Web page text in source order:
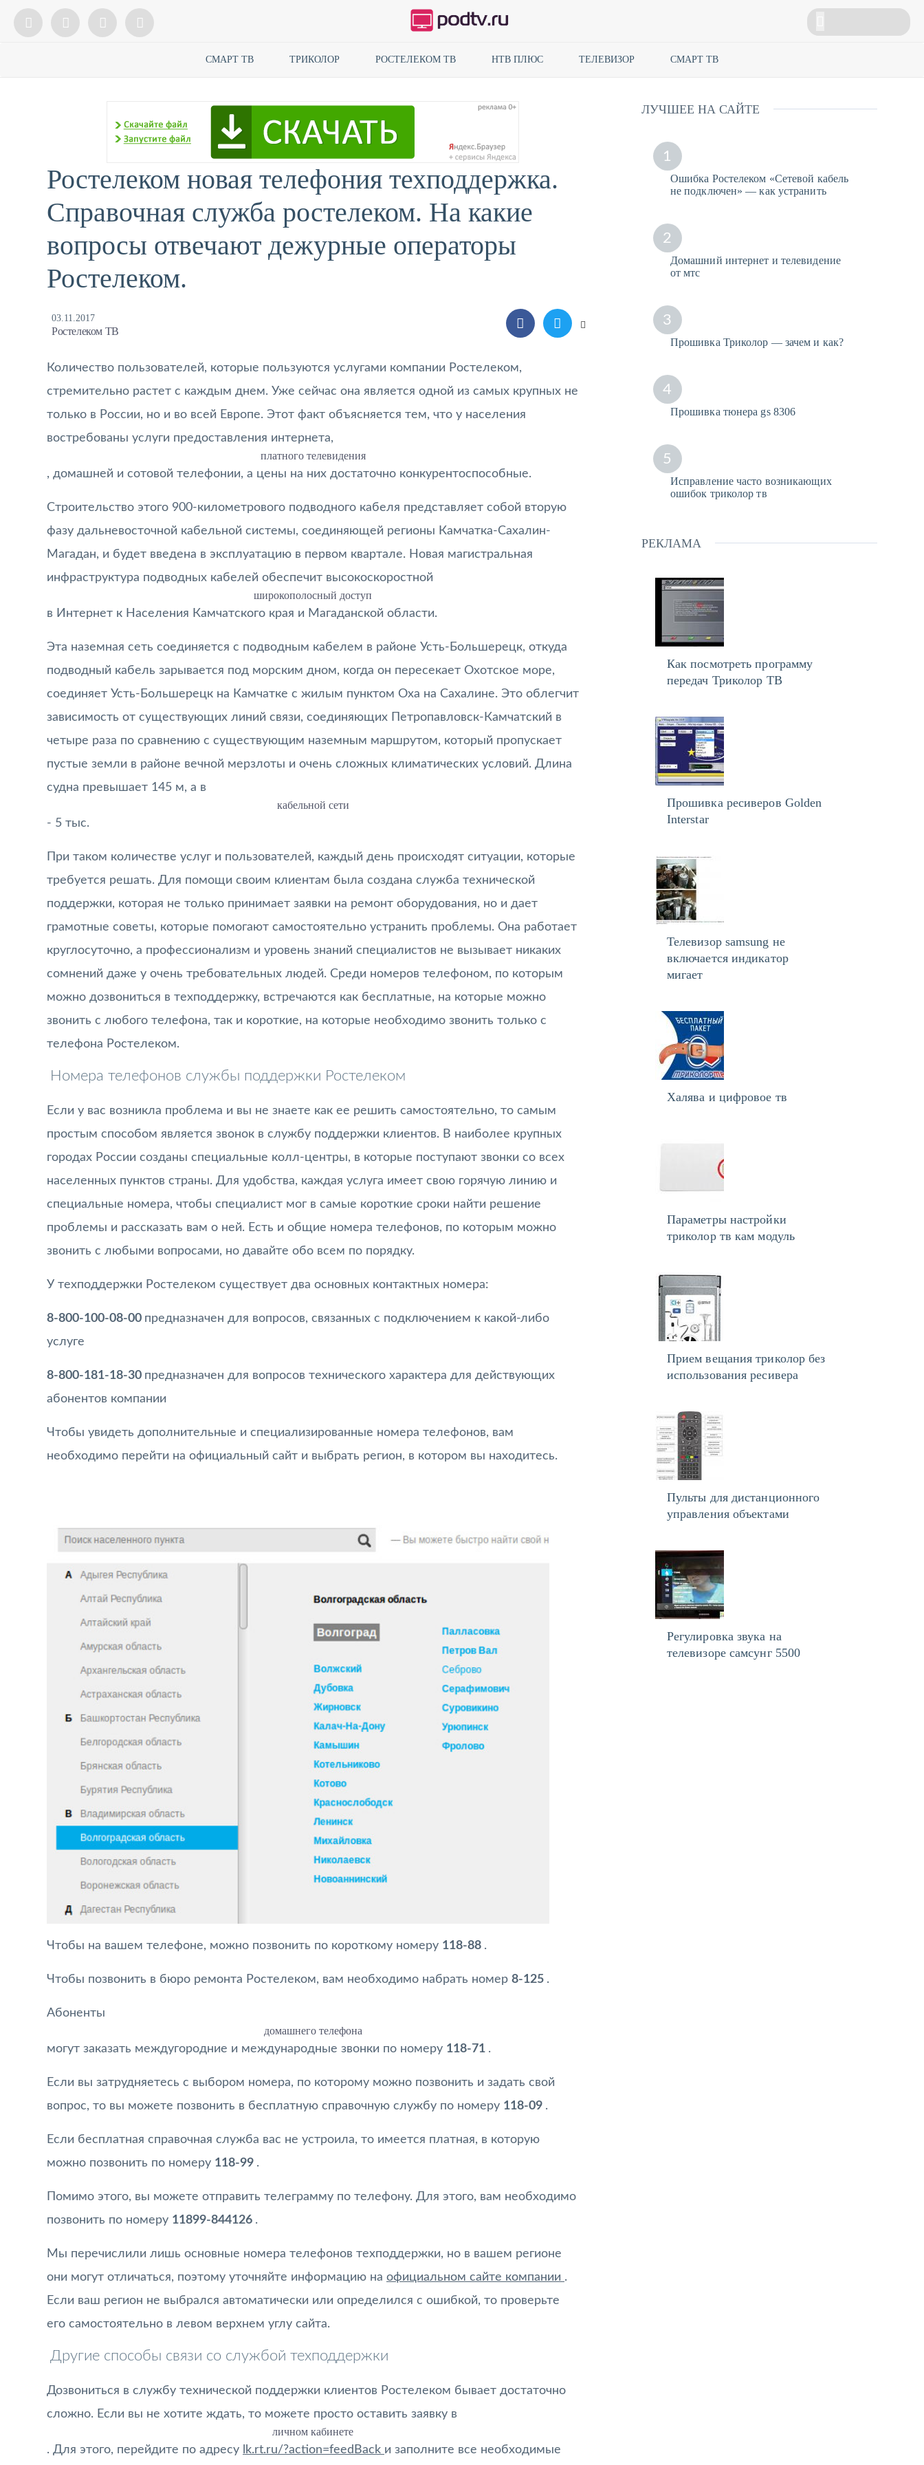
СМАРТ ТВ ТРИКОЛОР РОСТЕЛЕКОМ ТВ НТВ ПЛЮС ТЕЛЕВИЗОР СМАРТ ТВ
Ростелеком новая телефония техподдержка.
Справочная служба ростелеком. На какие
вопросы отвечают дежурные операторы
Ростелеком.
03.11.2017
Ростелеком ТВ
Количество пользователей, которые пользуются услугами компании Ростелеком,
стремительно растет с каждым днем. Уже сейчас она является одной из самых крупных не
только в России, но и во всей Европе. Этот факт объясняется тем, что у населения
востребованы услуги предоставления интернета,
платного телевидения
, домашней и сотовой телефонии, а цены на них достаточно конкурентоспособные.
Строительство этого 900-километрового подводного кабеля представляет собой вторую
фазу дальневосточной кабельной системы, соединяющей регионы Камчатка-Сахалин-
Магадан, и будет введена в эксплуатацию в первом квартале. Новая магистральная
инфраструктура подводных кабелей обеспечит высокоскоростной
широкополосный доступ
в Интернет к Населения Камчатского края и Магаданской области.
Эта наземная сеть соединяется с подводным кабелем в районе Усть-Большерецк, откуда
подводный кабель зарывается под морским дном, когда он пересекает Охотское море,
соединяет Усть-Большерецк на Камчатке с жилым пунктом Оха на Сахалине. Это облегчит
зависимость от существующих линий связи, соединяющих Петропавловск-Камчатский в
четыре раза по сравнению с существующим наземным маршрутом, который пропускает
пустые земли в районе вечной мерзлоты и очень сложных климатических условий. Длина
судна превышает 145 м, а в
кабельной сети
- 5 тыс.
При таком количестве услуг и пользователей, каждый день происходят ситуации, которые
требуется решать. Для помощи своим клиентам была создана служба технической
поддержки, которая не только принимает заявки на ремонт оборудования, но и дает
грамотные советы, которые помогают самостоятельно устранить проблемы. Она работает
круглосуточно, а профессионализм и уровень знаний специалистов не вызывает никаких
сомнений даже у очень требовательных людей. Среди номеров телефоном, по которым
можно дозвониться в техподдержку, встречаются как бесплатные, на которые можно
звонить с любого телефона, так и короткие, на которые необходимо звонить только с
телефона Ростелеком.
Номера телефонов службы поддержки Ростелеком
Если у вас возникла проблема и вы не знаете как ее решить самостоятельно, то самым
простым способом является звонок в службу поддержки клиентов. В наиболее крупных
городах России созданы специальные колл-центры, в которые поступают звонки со всех
населенных пунктов страны. Для удобства, каждая услуга имеет свою горячую линию и
специальные номера, чтобы специалист мог в самые короткие сроки найти решение
проблемы и рассказать вам о ней. Есть и общие номера телефонов, по которым можно
звонить с любыми вопросами, но давайте обо всем по порядку.
У техподдержки Ростелеком существует два основных контактных номера:
8-800-100-08-00 предназначен для вопросов, связанных с подключением к какой-либо
услуге
8-800-181-18-30 предназначен для вопросов технического характера для действующих
абонентов компании
Чтобы увидеть дополнительные и специализированные номера телефонов, вам
необходимо перейти на официальный сайт и выбрать регион, в котором вы находитесь.
Чтобы на вашем телефоне, можно позвонить по короткому номеру 118-88 .
Чтобы позвонить в бюро ремонта Ростелеком, вам необходимо набрать номер 8-125 .
Абоненты
домашнего телефона
могут заказать междугородние и международные звонки по номеру 118-71 .
Если вы затрудняетесь с выбором номера, по которому можно позвонить и задать свой
вопрос, то вы можете позвонить в бесплатную справочную службу по номеру 118-09 .
Если бесплатная справочная служба вас не устроила, то имеется платная, в которую
можно позвонить по номеру 118-99 .
Помимо этого, вы можете отправить телеграмму по телефону. Для этого, вам необходимо
позвонить по номеру 11899-844126 .
Мы перечислили лишь основные номера телефонов техподдержки, но в вашем регионе
они могут отличаться, поэтому уточняйте информацию на официальном сайте компании .
Если ваш регион не выбрался автоматически или определился с ошибкой, то проверьте
его самостоятельно в левом верхнем углу сайта.
Другие способы связи со службой техподдержки
Дозвониться в службу технической поддержки клиентов Ростелеком бывает достаточно
сложно. Если вы не хотите ждать, то можете просто оставить заявку в
личном кабинете
. Для этого, перейдите по адресу lk.rt.ru/?action=feedBack и заполните все необходимые
ЛУЧШЕЕ НА САЙТЕ
1
Ошибка Ростелеком «Сетевой кабель
не подключен» — как устранить
2
Домашний интернет и телевидение
от мтс
3
Прошивка Триколор — зачем и как?
4
Прошивка тюнера gs 8306
5
Исправление часто возникающих
ошибок триколор тв
РЕКЛАМА
Как посмотреть программу
передач Триколор ТВ
Прошивка ресиверов Golden
Interstar
Телевизор samsung не
включается индикатор
мигает
Халява и цифровое тв
Параметры настройки
триколор тв кам модуль
Прием вещания триколор без
использования ресивера
Пульты для дистанционного
управления объектами
Регулировка звука на
телевизоре самсунг 5500